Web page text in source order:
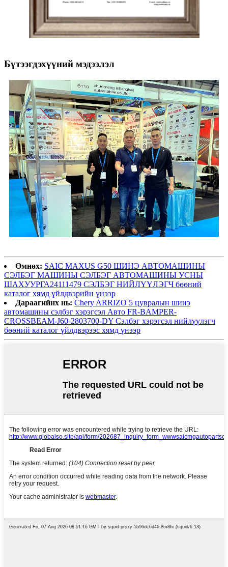
Бүтээгдэхүүний мэдээлэл
Өмнөх: SAIC MAXUS G50 ШИНЭ АВТОМАШИНЫ
СЭЛБЭГ МАШИНЫ СЭЛБЭГ АВТОМАШИНЫ УСНЫ
ШАХУУРГА24111479 СЭЛБЭГ НИЙЛҮҮЛЭГЧ бөөний
каталог хямд үйлдвэрийн үнээр
Дараагийнх нь: Chery ARRIZO 5 цувралын шинэ
автомашины сэлбэг хэрэгсэл Авто FR-BAMPER-
CROSSBEAM-J60-2803700-DY Сэлбэг хэрэгсэл нийлүүлэгч
бөөний каталог үйлдвэрээс хямд үнээр